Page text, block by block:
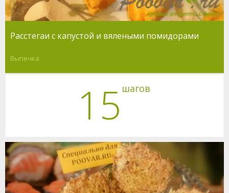
Расстегаи с капустой и вялеными помидорами
Выпечка
15 шагов